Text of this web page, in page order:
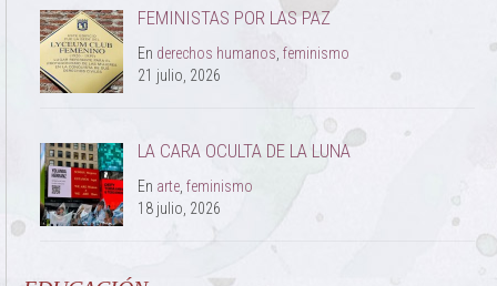
FEMINISTAS POR LAS PAZ
En derechos humanos, feminismo
21 julio, 2026
LA CARA OCULTA DE LA LUNA
En arte, feminismo
18 julio, 2026